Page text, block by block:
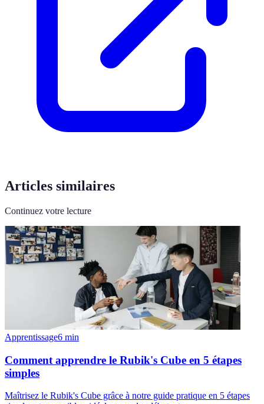
Articles similaires
Continuez votre lecture
Apprentissage6 min
Comment apprendre le Rubik's Cube en 5 étapes
simples
Maîtrisez le Rubik's Cube grâce à notre guide pratique en 5 étapes